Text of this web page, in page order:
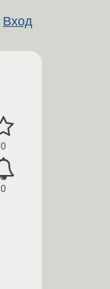
Вход
0
0